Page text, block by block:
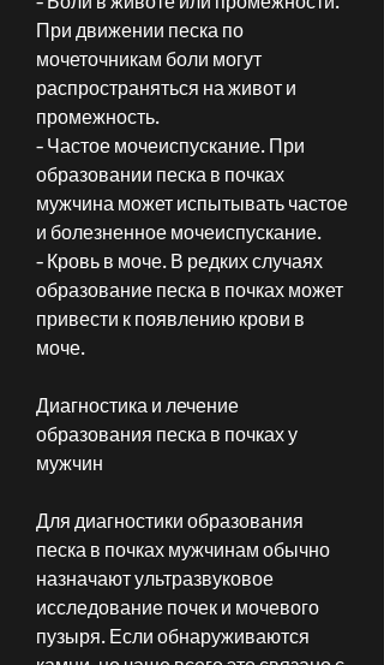
При движении песка по
мочеточникам боли могут
распространяться на живот и
промежность.
- Частое мочеиспускание. При
образовании песка в почках
мужчина может испытывать частое
и болезненное мочеиспускание.
- Кровь в моче. В редких случаях
образование песка в почках может
привести к появлению крови в
моче.
Диагностика и лечение
образования песка в почках у
мужчин
Для диагностики образования
песка в почках мужчинам обычно
назначают ультразвуковое
исследование почек и мочевого
пузыря. Если обнаруживаются